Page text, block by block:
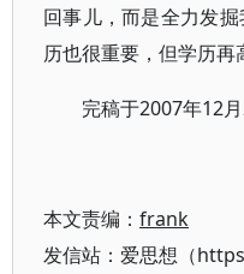
回事儿，而是全力发
历也很重要，但学历再
完稿于2007年12
本文责编： frank
发信站：爱思想（